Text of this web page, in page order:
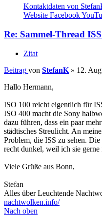
Kontaktdaten von
Website Facebook
Re: Sammel-Thread
Zitat
Beitrag von StefanK » 12.
Hallo Hermann,
ISO 100 reicht eigentlich für
ISO 400 macht die Sony
dazu führen, dass ein paar
städtisches Streulicht. An
Problem, die ISS zu sehen.
recht dunkel, weil ich sie gerne
Viele Grüße aus Bonn,
Stefan
Alles über Leuchtende
nachtwolken.info/
Nach oben